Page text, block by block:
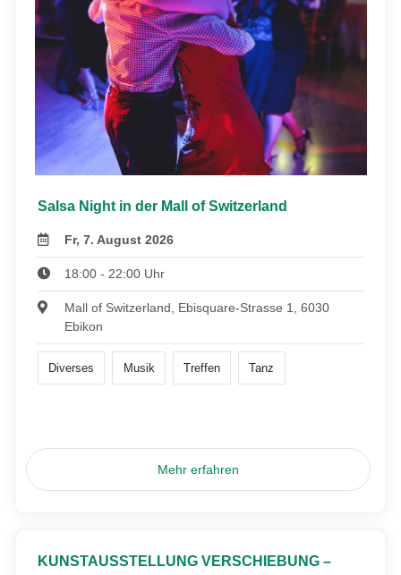
Salsa Night in der Mall of Switzerland
Fr, 7. August 2026
18:00 - 22:00 Uhr
Mall of Switzerland, Ebisquare-Strasse 1, 6030
Ebikon
Diverses Musik Treffen Tanz
Mehr erfahren
KUNSTAUSSTELLUNG VERSCHIEBUNG –